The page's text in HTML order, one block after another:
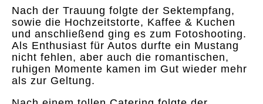
Nach der Trauung folgte der Sektempfang,
sowie die Hochzeitstorte, Kaffee & Kuchen
und anschließend ging es zum Fotoshooting.
Als Enthusiast für Autos durfte ein Mustang
nicht fehlen, aber auch die romantischen,
ruhigen Momente kamen im Gut wieder mehr
als zur Geltung.